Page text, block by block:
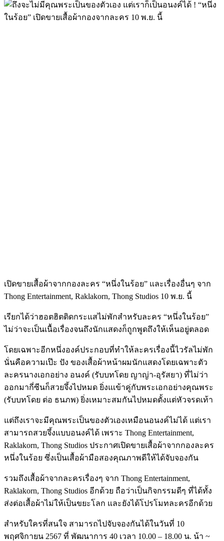
เปิดขายเสื้อผ้าจากกองละคร “หนึ่งในร้อย” และเรื่องอื่นๆ จาก
Thong Entertainment, Raklakorn, Thong Studios 10 พ.ย. นี้
เรียกได้ว่าฮอตฮิตติดกระแสไม่พักสำหรับละคร “หนึ่งในร้อย”
ไม่ว่าจะเป็นเนื้อเรื่องจนถึงนักแสดงก็ถูกพูดถึงให้เห็นอยู่ตลอด
โดยเฉพาะอีกหนึ่งองค์ประกอบที่ทำให้ละครเรื่องนี้ไวรัลไม่พัก
นั่นคือความเป๊ะ ปัง ของเสื้อผ้าหน้าผมนักแสดงโดยเฉพาะตัว
ละครนางเอกอย่าง อนงค์ (รับบทโดย ญาญ่า-อุรัสยา) ที่ไม่ว่า
ออกมากี่ซีนก็สวยจึ้งไปหมด ยิ่งแเข้าคู่กับพระเอกอย่างคุณพระ
(รับบทโดย ต่อ ธนภพ) ยิ่งเหมาะสมกันไปหมดตั้งแต่หัวจรดเท้า
แต่ถึงเราจะมีคุณพระเป็นของตัวเองเหมือนอนงค์ไม่ได้ แต่เรา
สามารถสวยจึ้งแบบอนงค์ได้ เพราะ Thong Entertainment,
Raklakorn, Thong Studios ประกาศเปิดขายเสื้อผ้าจากกองละคร
หนึ่งในร้อย ซึ่งเป็นเสื้อผ้ามือสองคุณภาพดีให้ได้จับจองกัน
รวมถึงเสื้อผ้าจากละครเรื่องๆ จาก Thong Entertainment,
Raklakorn, Thong Studios อีกด้วย ถือว่าเป็นกิจกรรมดีๆ ที่ได้ทั้ง
ส่งต่อเสื้อผ้าไม่ให้เป็นขยะโลก และยังได้โปรโมทละครอีกด้วย
สำหรับใครที่สนใจ สามารถไปจับจองกันได้ในวันที่ 10
พฤศจิกายน 2567 ที่ พัฒนาการ 40 เวลา 10.00 – 18.00 น. น้า ~